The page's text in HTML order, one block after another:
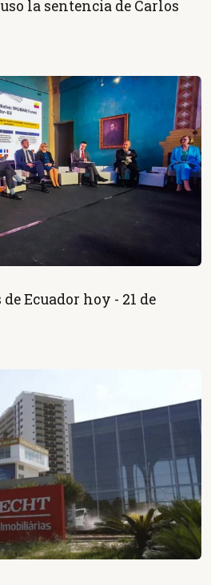
la sentencia de Carlos
Ecuador hoy - 21 de